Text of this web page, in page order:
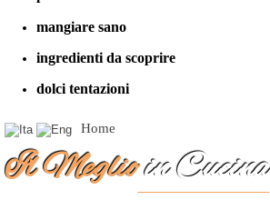
mangiare sano
ingredienti da scoprire
dolci tentazioni
Home
Il Meglioin Cucina